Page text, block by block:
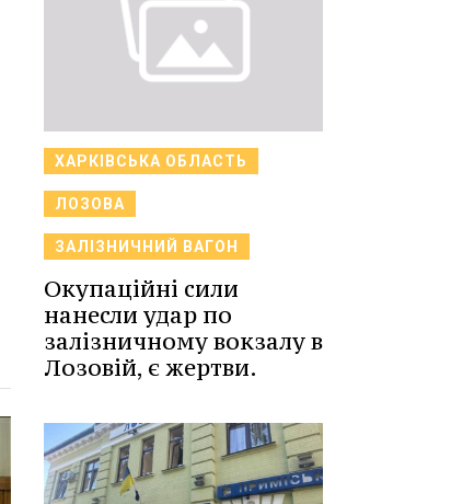
ХАРКІВСЬКА ОБЛАСТЬ
ЛОЗОВА
ЗАЛІЗНИЧНИЙ ВАГОН
Окупаційні сили
нанесли удар по
залізничному вокзалу в
Лозовій, є жертви.